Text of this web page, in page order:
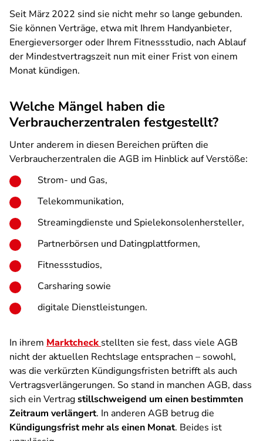
Seit März 2022 sind sie nicht mehr so lange gebunden.
Sie können Verträge, etwa mit Ihrem Handyanbieter,
Energieversorger oder Ihrem Fitnessstudio, nach Ablauf
der Mindestvertragszeit nun mit einer Frist von einem
Monat kündigen.
Welche Mängel haben die
Verbraucherzentralen festgestellt?
Unter anderem in diesen Bereichen prüften die
Verbraucherzentralen die AGB im Hinblick auf Verstöße:
Strom- und Gas,
Telekommunikation,
Streamingdienste und Spielekonsolenhersteller,
Partnerbörsen und Datingplattformen,
Fitnessstudios,
Carsharing sowie
digitale Dienstleistungen.
In ihrem Marktcheck stellten sie fest, dass viele AGB
nicht der aktuellen Rechtslage entsprachen – sowohl,
was die verkürzten Kündigungsfristen betrifft als auch
Vertragsverlängerungen. So stand in manchen AGB, dass
sich ein Vertragstillschweigend um einen bestimmten
Zeitraum verlängert. In anderen AGB betrug die
Kündigungsfrist mehr als einen Monat. Beides ist